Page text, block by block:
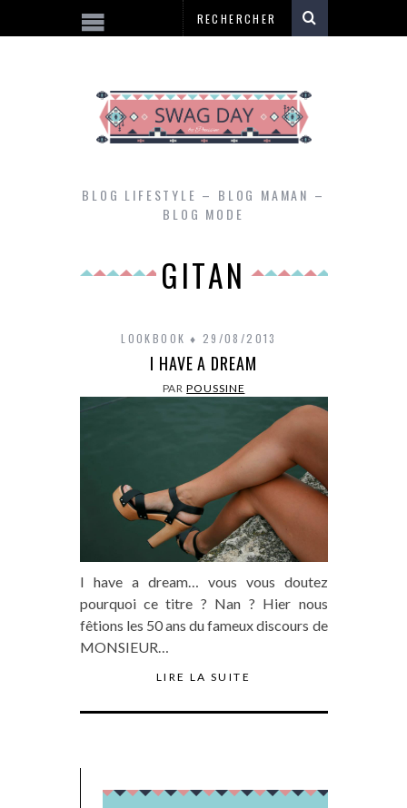
BLOG LIFESTYLE – BLOG MAMAN –
BLOG MODE
GITAN
LOOKBOOK 29/08/2013
I HAVE A DREAM
PARPOUSSINE
I have a dream… vous vous doutez
pourquoi ce titre ? Nan ? Hier nous
fêtions les 50 ans du fameux discours de
MONSIEUR…
LIRE LA SUITE